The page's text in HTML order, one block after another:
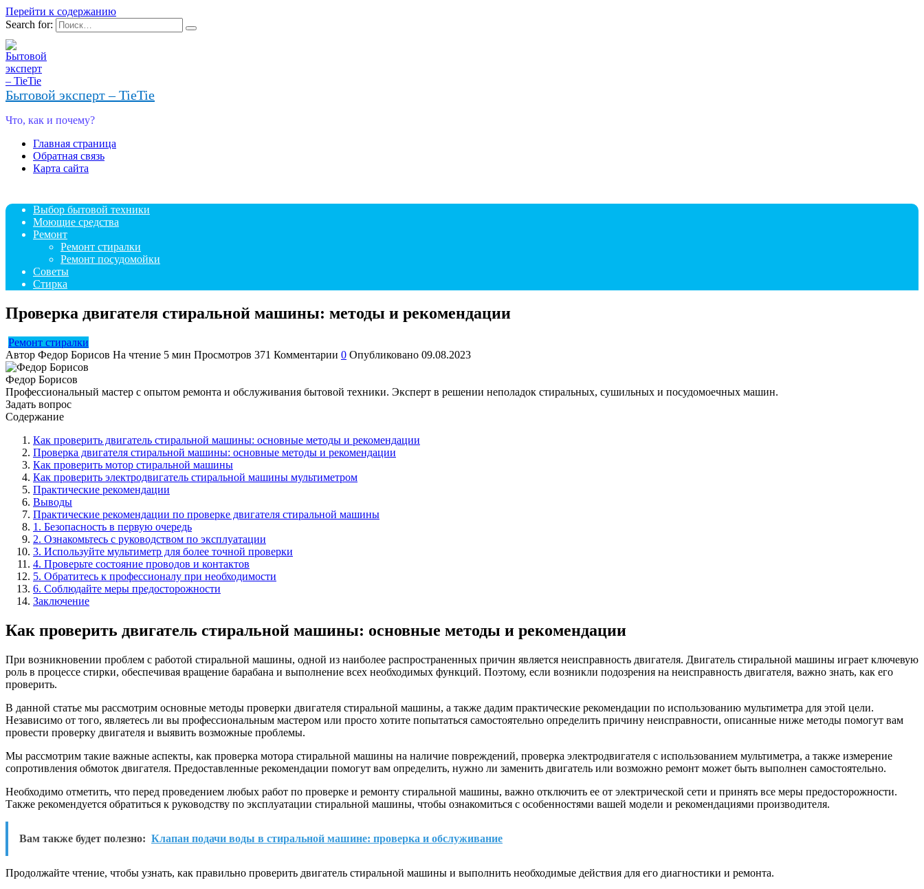
Перейти к содержанию
Search for:
Бытовой эксперт – TieTie
Что, как и почему?
Главная страница
Обратная связь
Карта сайта
Выбор бытовой техники
Моющие средства
Ремонт
Ремонт стиралки
Ремонт посудомойки
Советы
Стирка
Проверка двигателя стиральной машины: методы и рекомендации
Ремонт стиралки
Автор Федор Борисов На чтение 5 мин Просмотров 371 Комментарии 0 Опубликовано 09.08.2023
Федор Борисов
Профессиональный мастер с опытом ремонта и обслуживания бытовой техники. Эксперт в решении неполадок стиральных, сушильных и посудомоечных машин.
Задать вопрос
Содержание
Как проверить двигатель стиральной машины: основные методы и рекомендации
Проверка двигателя стиральной машины: основные методы и рекомендации
Как проверить мотор стиральной машины
Как проверить электродвигатель стиральной машины мультиметром
Практические рекомендации
Выводы
Практические рекомендации по проверке двигателя стиральной машины
1. Безопасность в первую очередь
2. Ознакомьтесь с руководством по эксплуатации
3. Используйте мультиметр для более точной проверки
4. Проверьте состояние проводов и контактов
5. Обратитесь к профессионалу при необходимости
6. Соблюдайте меры предосторожности
Заключение
Как проверить двигатель стиральной машины: основные методы и рекомендации
При возникновении проблем с работой стиральной машины, одной из наиболее распространенных причин является неисправность двигателя. Двигатель стиральной машины играет ключевую
роль в процессе стирки, обеспечивая вращение барабана и выполнение всех необходимых функций. Поэтому, если возникли подозрения на неисправность двигателя, важно знать, как его
проверить.
В данной статье мы рассмотрим основные методы проверки двигателя стиральной машины, а также дадим практические рекомендации по использованию мультиметра для этой цели.
Независимо от того, являетесь ли вы профессиональным мастером или просто хотите попытаться самостоятельно определить причину неисправности, описанные ниже методы помогут вам
провести проверку двигателя и выявить возможные проблемы.
Мы рассмотрим такие важные аспекты, как проверка мотора стиральной машины на наличие повреждений, проверка электродвигателя с использованием мультиметра, а также измерение
сопротивления обмоток двигателя. Предоставленные рекомендации помогут вам определить, нужно ли заменить двигатель или возможно ремонт может быть выполнен самостоятельно.
Необходимо отметить, что перед проведением любых работ по проверке и ремонту стиральной машины, важно отключить ее от электрической сети и принять все меры предосторожности.
Также рекомендуется обратиться к руководству по эксплуатации стиральной машины, чтобы ознакомиться с особенностями вашей модели и рекомендациями производителя.
Вам также будет полезно: Клапан подачи воды в стиральной машине: проверка и обслуживание
Продолжайте чтение, чтобы узнать, как правильно проверить двигатель стиральной машины и выполнить необходимые действия для его диагностики и ремонта.